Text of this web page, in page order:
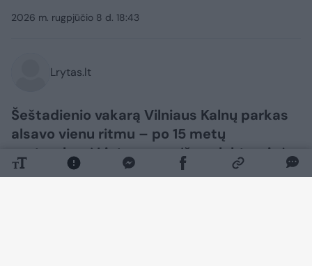
2026 m. rugpjūčio 8 d. 18:43
Lrytas.lt
Šeštadienio vakarą Vilniaus Kalnų parkas
alsavo vienu ritmu – po 15 metų
pertraukos į Lietuvą sugrįžęs elektroninės
muzikos vizionierius Moby čia surengė